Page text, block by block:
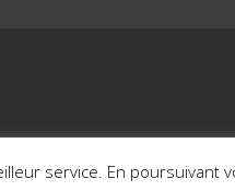
service. En poursuivant